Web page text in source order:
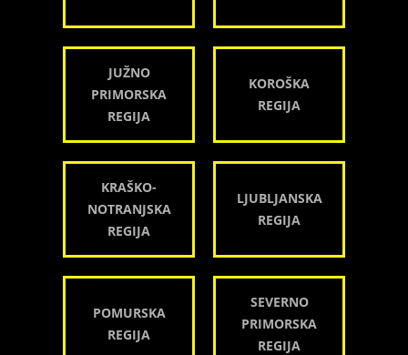
JUŽNO
PRIMORSKA
REGIJA
KOROŠKA
REGIJA
KRAŠKO-
NOTRANJSKA
REGIJA
LJUBLJANSKA
REGIJA
POMURSKA
REGIJA
SEVERNO
PRIMORSKA
REGIJA